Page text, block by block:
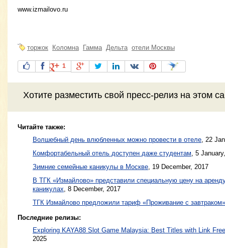
www.izmailovo.ru
торжок Коломна Гамма Дельта отели Москвы
1
Хотите разместить свой пресс-релиз на этом
Читайте также:
Волшебный день влюбленных можно провести в отеле 22
Комфортабельный отель доступен даже студентам 5
Зимние семейные каникулы в Москве 19 December, 2017
В ТГК «Измайлово» представили специальную цену на
каникулах, 8 December, 2017
ТГК Измайлово предложили тариф «Проживание с завтраком»
Последние релизы:
Exploring KAYA88 Slot Game Malaysia: Best Titles with Link
2025